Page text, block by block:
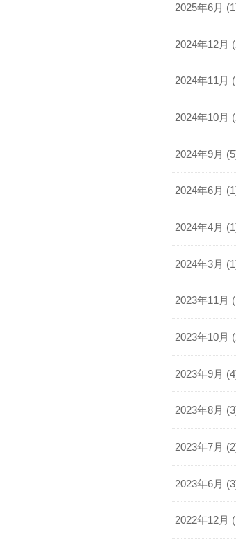
2025年6月
2024年12月
2024年11月
2024年10月
2024年9月
2024年6月
2024年4月
2024年3月
2023年11月
2023年10月
2023年9月
2023年8月
2023年7月
2023年6月
2022年12月